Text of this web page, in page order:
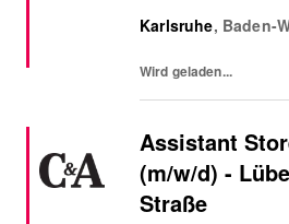
Größe verfügbar ist
Karlsruhe, Baden-
Wird geladen...
Assistant
(m/w/d) -
Straße